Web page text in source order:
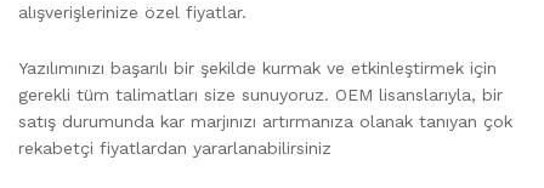
alışverişlerinize özel fiyatlar.
Yazılımınızı başarılı bir şekilde kurmak ve etkinleştirmek için
gerekli tüm talimatları size sunuyoruz. OEM lisanslarıyla, bir
satış durumunda kar marjınızı artırmanıza olanak tanıyan çok
rekabetçi fiyatlardan yararlanabilirsiniz